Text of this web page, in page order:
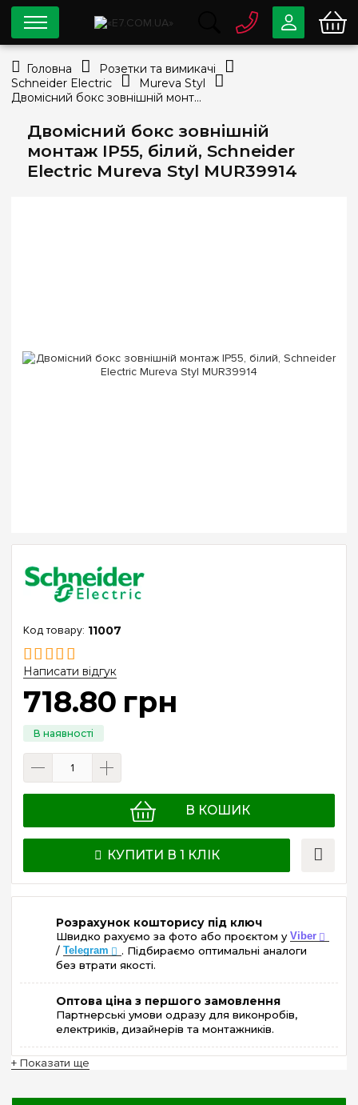
Двомісний бокс зовнішній
монтаж IP55, білий, Schneider
Electric Mureva Styl MUR39914
11007
Написати відгук
718.80 грн
В КОШИК
КУПИТИ В 1 КЛІК
Розрахунок кошторису під ключ
Швидко рахуємо за фото або проєктом у Viber
/ Telegram
. Підбираємо оптимальні аналоги
без втрати якості.
Оптова ціна з першого замовлення
Партнерські умови одразу для виконробів,
електриків, дизайнерів та монтажників.
+ Показати ще
0 80033-63-07
Безкоштовно
info@e7.com.ua
334-79-78
Viber Telegram
Головна
Розетки та вимикачі
Schneider Electric
Mureva Styl
Двомісний бокс зовнішній монтаж IP55, білий, Schneider Electric Mureva Styl MUR39914